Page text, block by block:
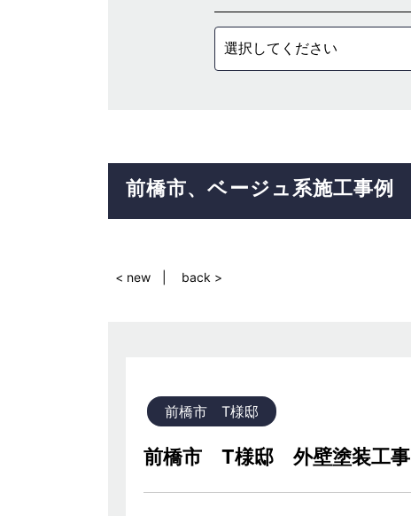
選択してください
前橋市 ベージュ系施工事例
< new back >
前橋市 T様邸
前橋市 T様邸 外壁塗装工事